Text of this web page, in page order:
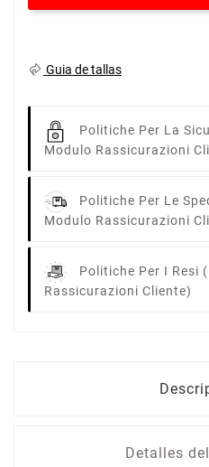
Guia de tallas
Politiche Per La
Modulo Rassicurazioni
Politiche Per Le
Modulo Rassicurazioni
Politiche Per I Resi
Rassicurazioni Cliente)
Detalles